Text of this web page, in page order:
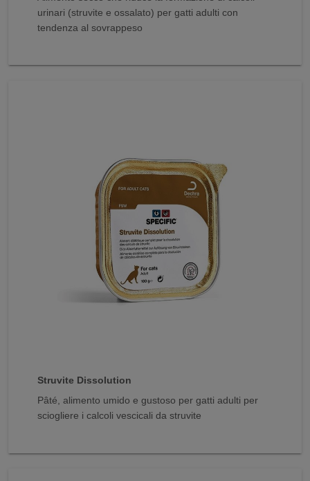
urinari (struvite e ossalato) per gatti adulti con
tendenza al sovrappeso
Struvite Dissolution
Pâté, alimento umido e gustoso per gatti adulti per
sciogliere i calcoli vescicali da struvite